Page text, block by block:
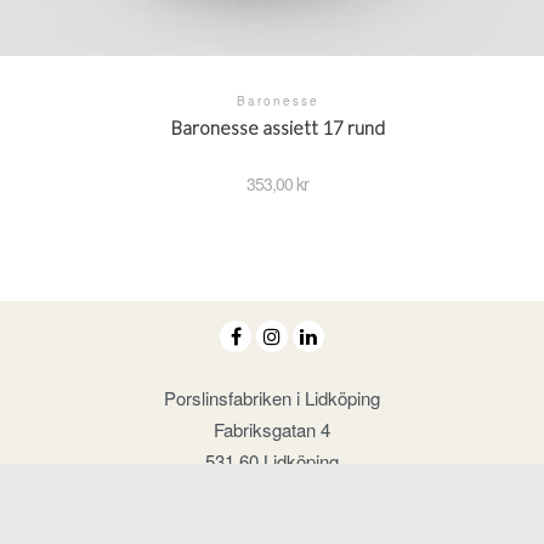
Baronesse
Baronesse assiett 17 rund
353,00 kr
Porslinsfabriken i Lidköping
Fabriksgatan 4
531 60 Lidköping